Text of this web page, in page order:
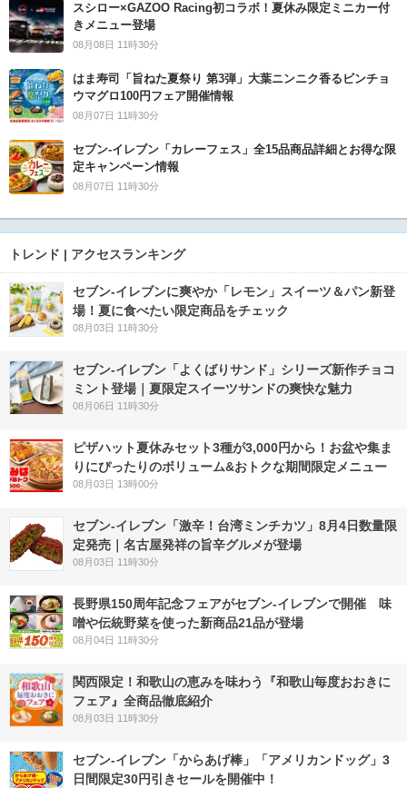
スシロー×GAZOO Racing初コラボ！夏休み限定ミニカー付
きメニュー登場
08月08日 11時30分
はま寿司「旨ねた夏祭り 第3弾」大葉ニンニク香るビンチョ
ウマグロ100円フェア開催情報
08月07日 11時30分
セブン‐イレブン「カレーフェス」全15品商品詳細とお得な限
定キャンペーン情報
08月07日 11時30分
トレンド | アクセスランキング
セブン‐イレブンに爽やか「レモン」スイーツ＆パン新登
場！夏に食べたい限定商品をチェック
08月03日 11時30分
セブン‐イレブン「よくばりサンド」シリーズ新作チョコ
ミント登場｜夏限定スイーツサンドの爽快な魅力
08月06日 11時30分
ピザハット夏休みセット3種が3,000円から！お盆や集ま
りにぴったりのボリューム&おトクな期間限定メニュー
08月03日 13時00分
セブン-イレブン「激辛！台湾ミンチカツ」8月4日数量限
定発売｜名古屋発祥の旨辛グルメが登場
08月03日 11時30分
長野県150周年記念フェアがセブン-イレブンで開催 味
噌や伝統野菜を使った新商品21品が登場
08月04日 11時30分
関西限定！和歌山の恵みを味わう『和歌山毎度おおきに
フェア』全商品徹底紹介
08月03日 11時30分
セブン‐イレブン「からあげ棒」「アメリカンドッグ」3
日間限定30円引きセールを開催中！